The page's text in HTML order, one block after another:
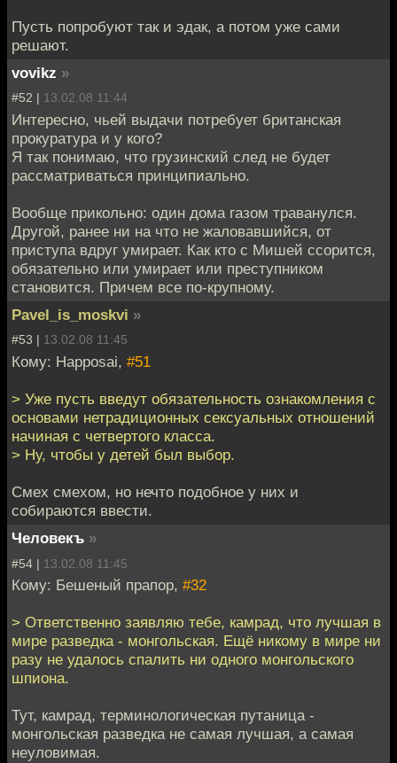
Пусть попробуют так и эдак, а потом уже сами
решают.
vovikz »
#52 | 13.02.08 11:44
Интересно, чьей выдачи потребует британская
прокуратура и у кого?
Я так понимаю, что грузинский след не будет
рассматриваться принципиально.
Вообще прикольно: один дома газом траванулся.
Другой, ранее ни на что не жаловавшийся, от
приступа вдруг умирает. Как кто с Мишей ссорится,
обязательно или умирает или преступником
становится. Причем все по-крупному.
Pavel_is_moskvi »
#53 | 13.02.08 11:45
Кому: Happosai, #51
> Уже пусть введут обязательность ознакомления с
основами нетрадиционных сексуальных отношений
начиная с четвертого класса.
> Ну, чтобы у детей был выбор.
Смех смехом, но нечто подобное у них и
собираются ввести.
Человекъ »
#54 | 13.02.08 11:45
Кому: Бешеный прапор, #32
> Ответственно заявляю тебе, камрад, что лучшая в
мире разведка - монгольская. Ещё никому в мире ни
разу не удалось спалить ни одного монгольского
шпиона.
Тут, камрад, терминологическая путаница -
монгольская разведка не самая лучшая, а самая
неуловимая.